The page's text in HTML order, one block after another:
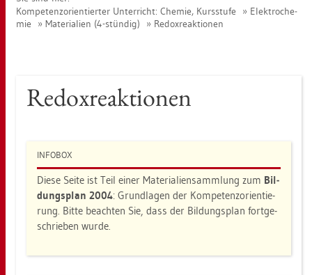
Kom­pe­tenz­ori­en­tier­ter Un­ter­richt: Che­mie, Kurs­stu­fe
Elek­tro­che­
mie
Ma­te­ria­li­en (4-stün­dig) Re­dox­re­ak­tio­nen
Re­dox­re­ak­tio­nen
IN­FO­BOX
Diese Seite ist Teil einer Ma­te­ria­li­en­samm­lung zum Bil­
dungs­plan 2004: Grund­la­gen der Kom­pe­tenz­ori­en­tie­
rung. Bitte be­ach­ten Sie, dass der Bil­dungs­plan fort­ge­
schrie­ben wurde.